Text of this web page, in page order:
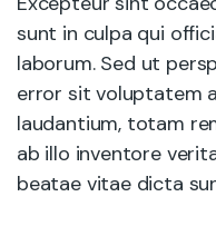
sunt in culpa qui
laborum. Sed ut
error sit voluptatem
laudantium, totam
ab illo inventore
beatae vitae dicta